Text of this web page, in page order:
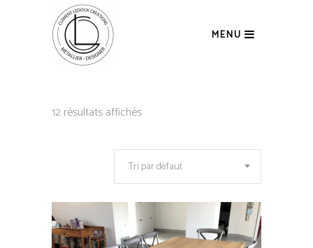
MENU
12 résultats affichés
Tri par défaut